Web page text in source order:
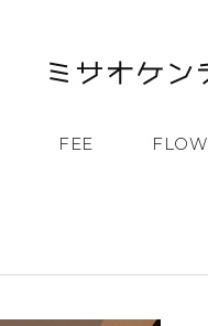
FEE FLOW